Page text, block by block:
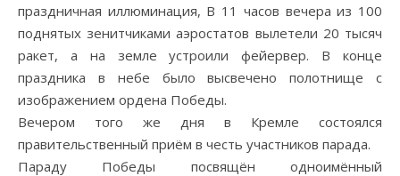
праздничная иллюминация, В 11 часов вечера из 100
поднятых зенитчиками аэростатов вылетели 20 тысяч
ракет, а на земле устроили фейервер. В конце
праздника в небе было высвечено полотнище с
изображением ордена Победы.
Вечером того же дня в Кремле состоялся
правительственный приём в честь участников парада.
Параду Победы посвящён одноимённый